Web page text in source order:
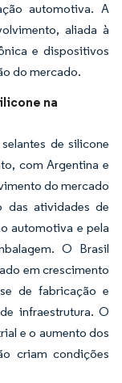
automotiva. A
aliada à
e dispositivos
do mercado.
na
de silicone
com Argentina e
do mercado
das atividades de
automotiva e pela
O Brasil
em crescimento
de fabricação e
infraestrutura. O
e o aumento dos
criam condições